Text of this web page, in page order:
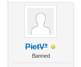
PietV*
Banned